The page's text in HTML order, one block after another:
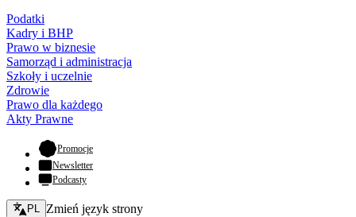
Podatki
Kadry i BHP
Prawo w biznesie
Samorząd i administracja
Szkoły i uczelnie
Zdrowie
Prawo dla każdego
Akty Prawne
Promocje- otwiera się w nowej karcie
Newsletter
Podcasty
Zmień język - bieżący:
PL Zmień język strony